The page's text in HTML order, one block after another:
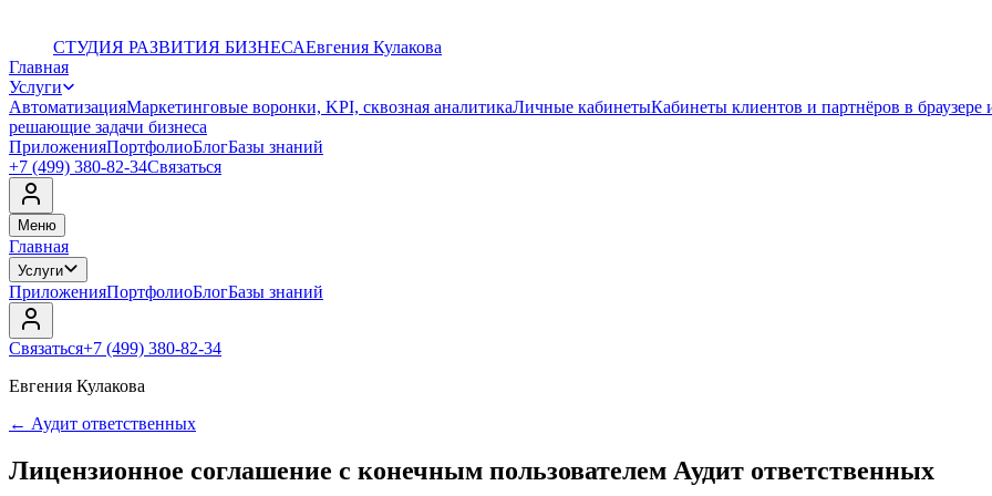
СТУДИЯ РАЗВИТИЯ БИЗНЕСАЕвгения Кулакова
Главная
Услуги
АвтоматизацияМаркетинговые воронки, KPI, сквозная аналитикаЛичные кабинетыКабинеты клиентов и партнёров в браузере
решающие задачи бизнеса
ПриложенияПортфолиоБлогБазы знаний
+7 (499) 380-82-34Связаться
Меню
Главная
Услуги
ПриложенияПортфолиоБлогБазы знаний
Связаться+7 (499) 380-82-34
Евгения Кулакова
← Аудит ответственных
Лицензионное соглашение с конечным пользователем Аудит ответственных